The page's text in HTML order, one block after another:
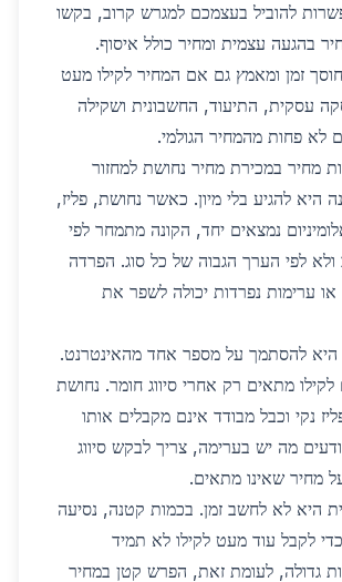
להוביל בעצמכם למגרש קרוב, בקשו
בהגעה עצמית ומחיר כולל איסוף.
זמן ומאמץ גם אם המחיר לקילו מעט
עסקית, התיעוד, החשבונית ושקילה
לא פחות מהמחיר הגולמי.
מחיר במכירת מחיר נחושת למחזור
היא להגיע בלי מיון. כאשר נחושת, פליז,
נמצאים יחד, הקונה מתמחר לפי
לפי הערך הגבוה של כל סוג. הפרדה
ערימות נפרדות יכולה לשפר את
היא להסתמך על מספר אחד מהאינטרנט.
17-35 ₪ לקילו מתאים רק אחרי סיווג חומר. נחושת
נקי וכבל מבודד אינם מקבלים אותו
מה יש בערימה, צריך לבקש סיווג
מחיר שאינו מתאים.
היא לא לחשב זמן. בכמות קטנה, נסיעה
לקבל עוד מעט לקילו לא תמיד
גדולה, לעומת זאת, הפרש קטן במחיר